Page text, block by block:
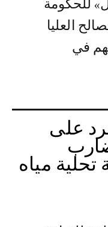
للحكومة
العليا
في
على
مياه